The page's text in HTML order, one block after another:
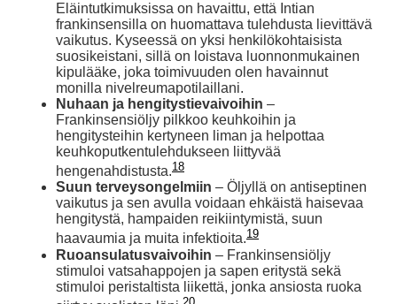
Eläintutkimuksissa on havaittu, että Intian
frankinsensilla on huomattava tulehdusta lievittävä
vaikutus. Kyseessä on yksi henkilökohtaisista
suosikeistani, sillä on loistava luonnonmukainen
kipulääke, joka toimivuuden olen havainnut
monilla nivelreumapotilaillani.
Nuhaan ja hengitystievaivoihin –
Frankinsensiöljy pilkkoo keuhkoihin ja
hengitysteihin kertyneen liman ja helpottaa
keuhkoputkentulehdukseen liittyvää
hengenahdistusta.18
Suun terveysongelmiin – Öljyllä on antiseptinen
vaikutus ja sen avulla voidaan ehkäistä haisevaa
hengitystä, hampaiden reikiintymistä, suun
haavaumia ja muita infektioita.19
Ruoansulatusvaivoihin – Frankinsensiöljy
stimuloi vatsahappojen ja sapen eritystä sekä
stimuloi peristaltista liikettä, jonka ansiosta ruoka